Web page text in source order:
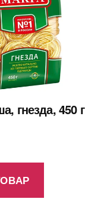
гнезда, 450 г